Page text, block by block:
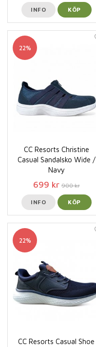
INFO KÖP
22%
CC Resorts Christine
Casual Sandalsko Wide /
Navy
699 kr 900 kr
INFO KÖP
22%
CC Resorts Casual Shoe